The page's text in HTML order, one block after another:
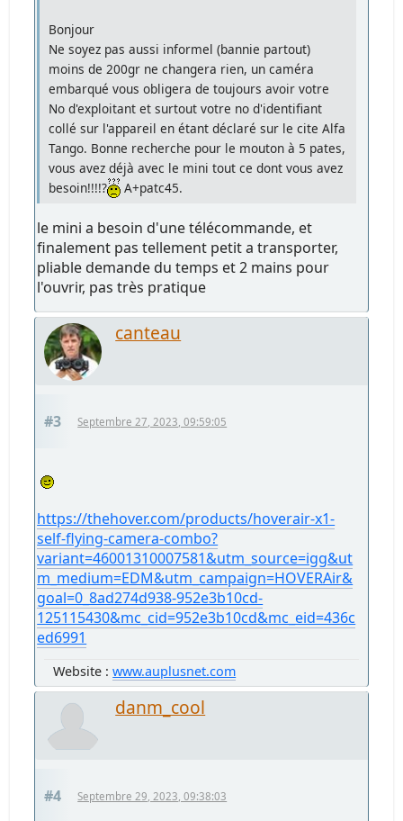
Bonjour
Ne soyez pas aussi informel (bannie partout)
moins de 200gr ne changera rien, un caméra
embarqué vous obligera de toujours avoir votre
No d'exploitant et surtout votre no d'identifiant
collé sur l'appareil en étant déclaré sur le cite Alfa
Tango. Bonne recherche pour le mouton à 5 pates,
vous avez déjà avec le mini tout ce dont vous avez
besoin!!!!?
A+patc45.
le mini a besoin d'une télécommande, et
finalement pas tellement petit a transporter,
pliable demande du temps et 2 mains pour
l'ouvrir, pas très pratique
canteau
#3 Septembre 27, 2023, 09:59:05
https://thehover.com/products/hoverair-x1-
self-flying-camera-combo?
variant=46001310007581&utm_source=igg&ut
m_medium=EDM&utm_campaign=HOVERAir&
goal=0_8ad274d938-952e3b10cd-
125115430&mc_cid=952e3b10cd&mc_eid=436c
ed6991
Website :www.auplusnet.com
danm_cool
#4 Septembre 29, 2023, 09:38:03